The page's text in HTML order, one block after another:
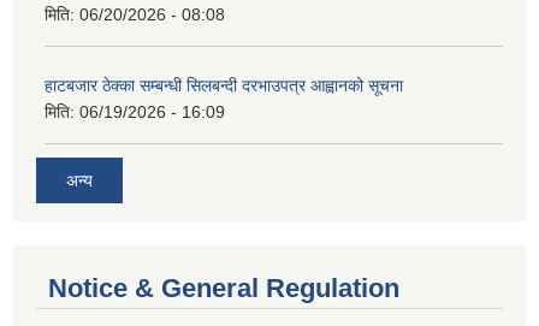
मिति: 06/20/2026 - 08:08
हाटबजार ठेक्का सम्बन्धी सिलबन्दी दरभाउपत्र आह्वानको सूचना
मिति: 06/19/2026 - 16:09
अन्य
Notice & General Regulation